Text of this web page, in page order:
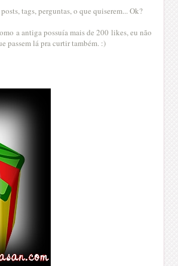
tags, perguntas, o que quiserem... Ok?
a antiga possuía mais de 200 likes, eu não
passem lá pra curtir também. :)